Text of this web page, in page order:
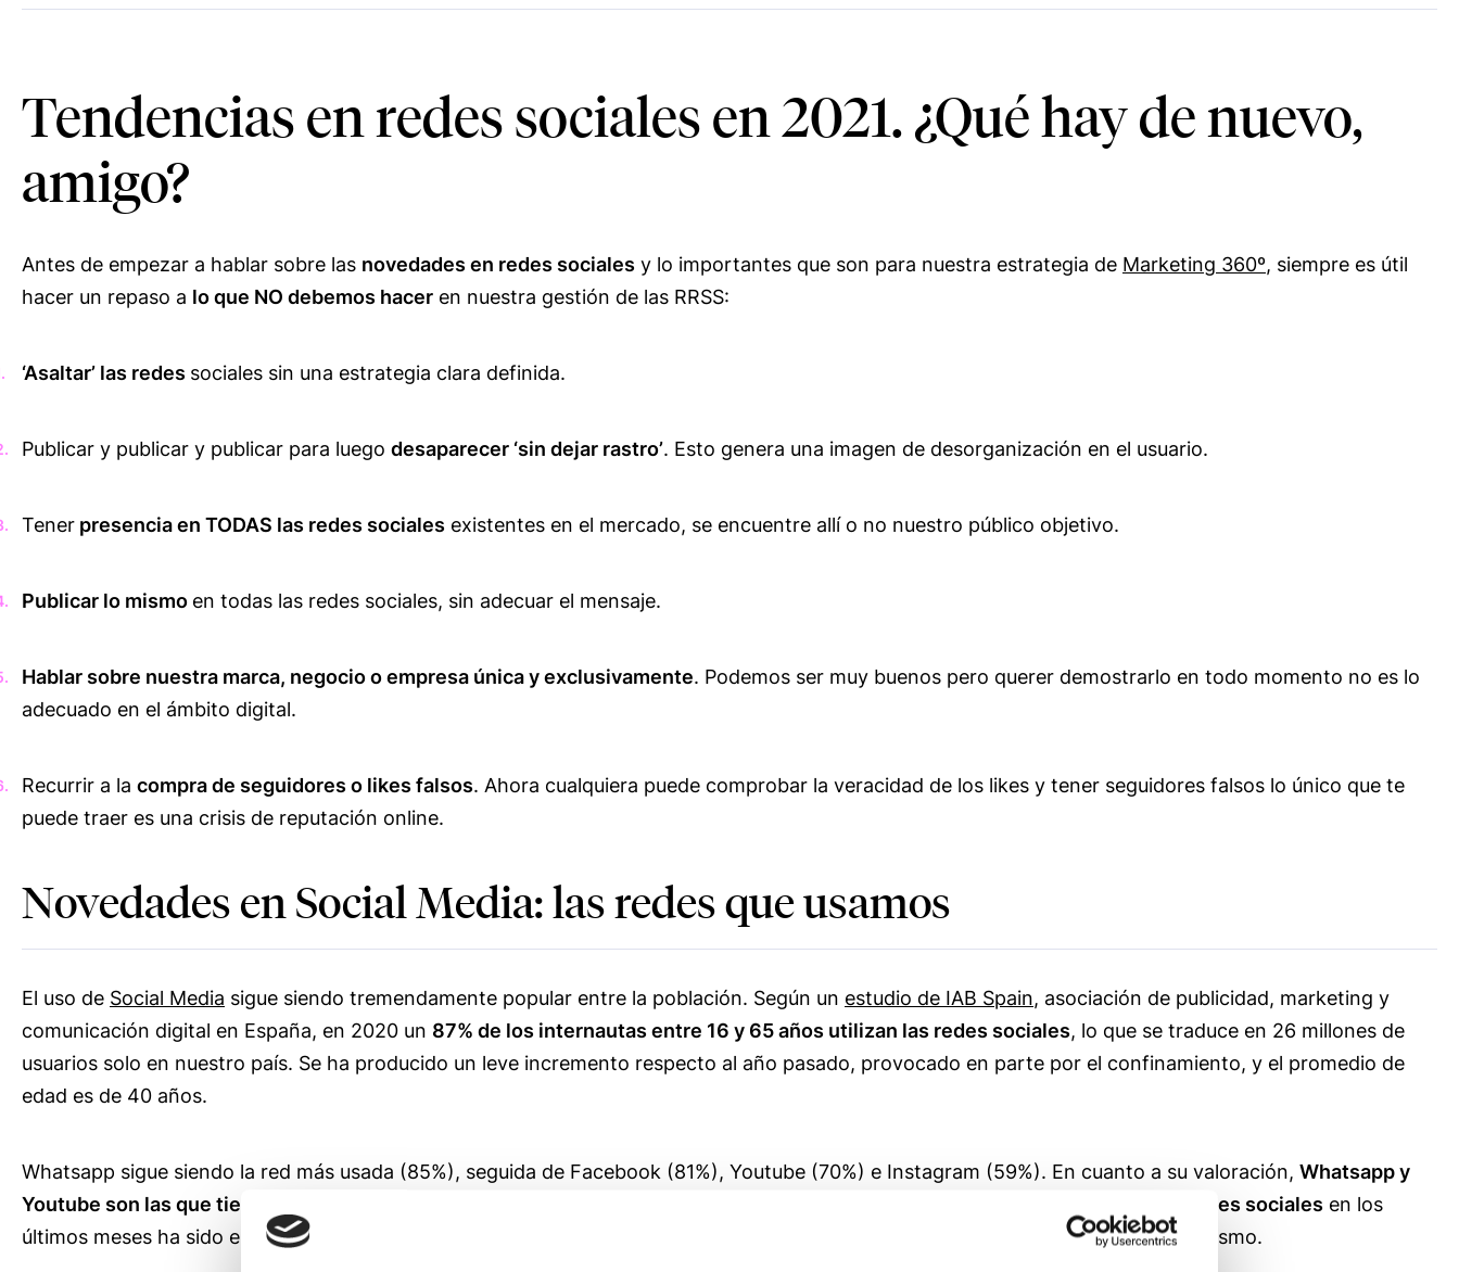
Tendencias en redes sociales en 2021. ¿Qué hay de nuevo,
amigo?
Antes de empezar a hablar sobre las novedades en redes sociales y lo importantes que son para nuestra estrategia de Marketing 360º, siempre es útil
hacer un repaso a lo que NO debemos hacer en nuestra gestión de las RRSS:
‘Asaltar’ las redes sociales sin una estrategia clara definida.
Publicar y publicar y publicar para luego desaparecer ‘sin dejar rastro’. Esto genera una imagen de desorganización en el usuario.
Tener presencia en TODAS las redes sociales existentes en el mercado, se encuentre allí o no nuestro público objetivo.
Publicar lo mismo en todas las redes sociales, sin adecuar el mensaje.
Hablar sobre nuestra marca, negocio o empresa única y exclusivamente. Podemos ser muy buenos pero querer demostrarlo en todo momento no es lo
adecuado en el ámbito digital.
Recurrir a la compra de seguidores o likes falsos. Ahora cualquiera puede comprobar la veracidad de los likes y tener seguidores falsos lo único que te
puede traer es una crisis de reputación online.
Novedades en Social Media: las redes que usamos
El uso de Social Media sigue siendo tremendamente popular entre la población. Según un estudio de IAB Spain, asociación de publicidad, marketing y
comunicación digital en España, en 2020 un 87% de los internautas entre 16 y 65 años utilizan las redes sociales, lo que se traduce en 26 millones de
usuarios solo en nuestro país. Se ha producido un leve incremento respecto al año pasado, provocado en parte por el confinamiento, y el promedio de
edad es de 40 años.
Whatsapp sigue siendo la red más usada (85%), seguida de Facebook (81%), Youtube (70%) e Instagram (59%). En cuanto a su valoración, Whatsapp y
Youtube son las que tienen mejor puntuación por parte de los usuarios,
nuevas tendencias en redes sociales en los
últimos meses ha sido el auge de Tik Tok, especialmente dentro de los más jóvenes, que han adoptado esta nueva red con entusiasmo.